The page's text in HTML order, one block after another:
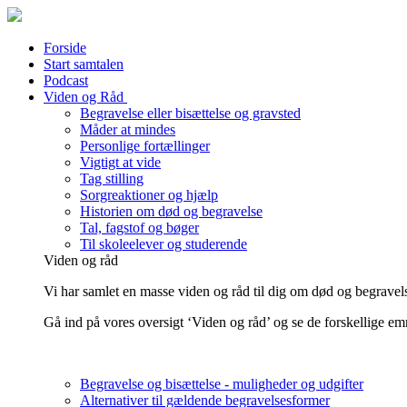
Forside
Start samtalen
Podcast
Viden og Råd
Begravelse eller bisættelse og gravsted
Måder at mindes
Personlige fortællinger
Vigtigt at vide
Tag stilling
Sorgreaktioner og hjælp
Historien om død og begravelse
Tal, fagstof og bøger
Til skoleelever og studerende
Viden og råd
Vi har samlet en masse viden og råd til dig om død og
Gå ind på vores oversigt ‘Viden og råd’ og se de forskellige
Begravelse og bisættelse - muligheder og udgifter
Alternativer til gældende begravelsesformer